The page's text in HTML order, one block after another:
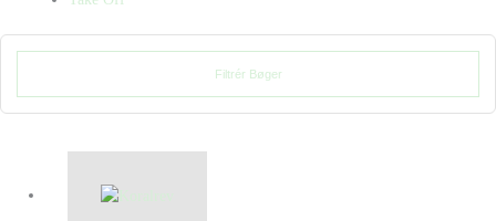
Filtrér Bøger